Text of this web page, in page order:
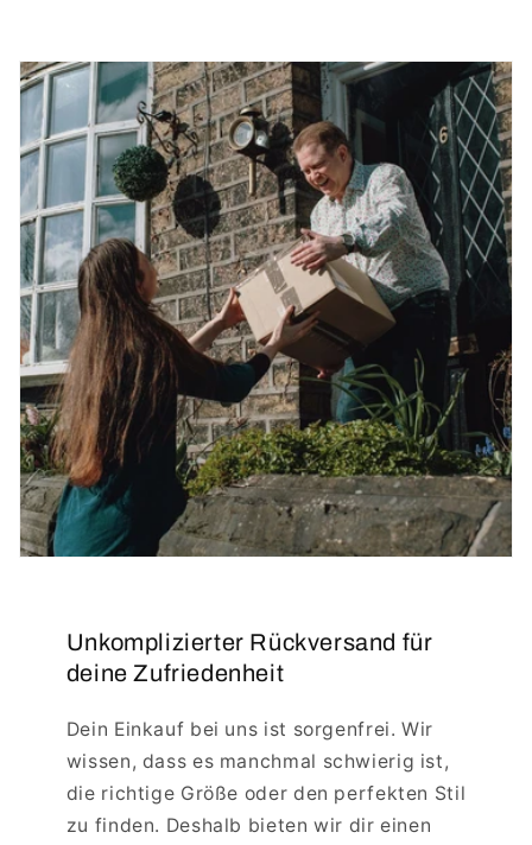
Unkomplizierter Rückversand für
deine Zufriedenheit
Dein Einkauf bei uns ist sorgenfrei. Wir
wissen, dass es manchmal schwierig ist,
die richtige Größe oder den perfekten Stil
zu finden. Deshalb bieten wir dir einen